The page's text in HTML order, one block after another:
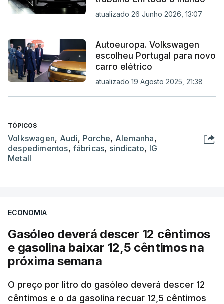
atualizado 26 Junho 2026, 13:07
Autoeuropa. Volkswagen
escolheu Portugal para novo
carro elétrico
atualizado 19 Agosto 2025, 21:38
TÓPICOS
Volkswagen, Audi, Porche, Alemanha,
despedimentos, fábricas, sindicato, IG
Metall
ECONOMIA
Gasóleo deverá descer 12 cêntimos
e gasolina baixar 12,5 cêntimos na
próxima semana
O preço por litro do gasóleo deverá descer 12
cêntimos e o da gasolina recuar 12,5 cêntimos